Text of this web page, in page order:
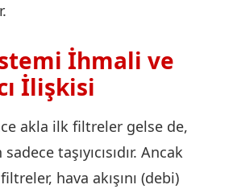
İhmali ve
İlişkisi
akla ilk filtreler gelse de,
taşıyıcısıdır. Ancak
hava akışını (debi)